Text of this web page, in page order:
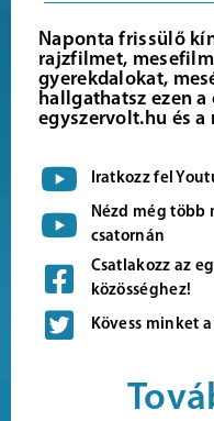
Naponta frissülő
rajzfilmet,
gyerekdalokat,
hallgathatsz ezen a
egyszervolt.hu és
Iratkozz fel
Nézd még több
csatornán
Csatlakozz az
közösséghez!
Kövess minket